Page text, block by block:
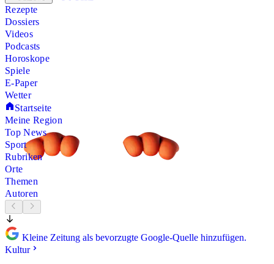
Rezepte
Dossiers
Videos
Podcasts
Horoskope
Spiele
E-Paper
Wetter
Startseite
Meine Region
Top News
Sport
Rubriken
Orte
Themen
Autoren
Kleine Zeitung als bevorzugte Google-Quelle hinzufügen.
Kultur